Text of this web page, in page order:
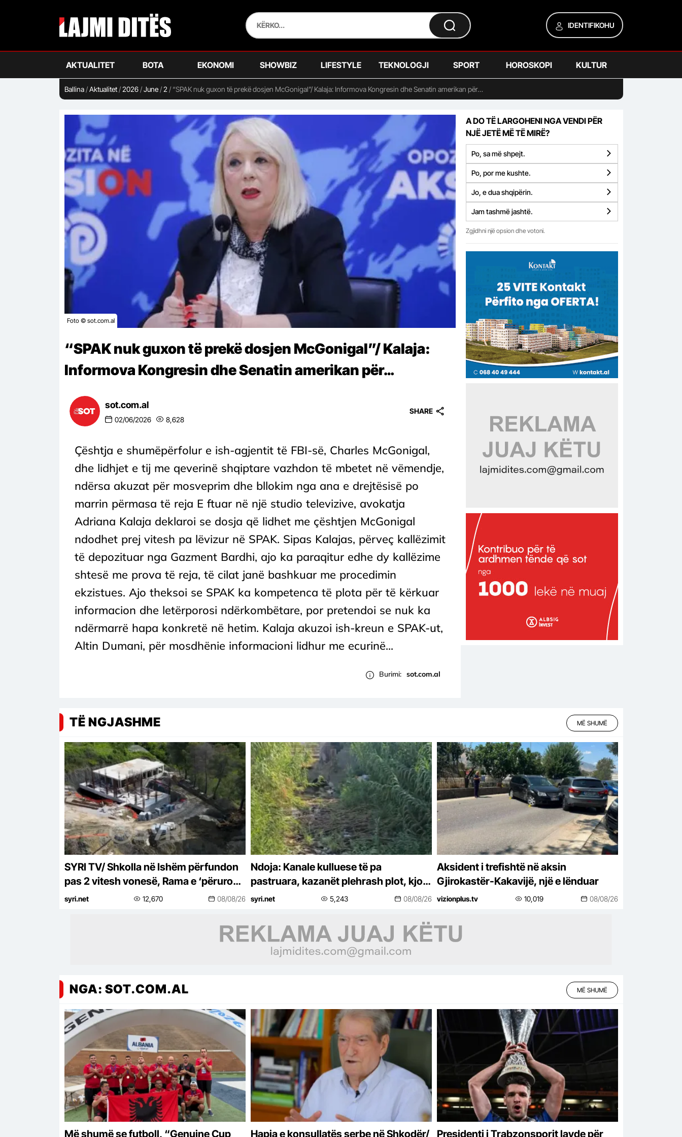
IDENTIFIKOHU
AKTUALITET BOTA EKONOMI SHOWBIZ LIFESTYLE TEKNOLOGJI SPORT HOROSKOPI KULTUR
Ballina/Aktualitet/2026/June/2 / “SPAK nuk guxon të prekë dosjen McGonigal”/ Kalaja: Informova Kongresin dhe Senatin amerikan për…
Foto © sot.com.al
“SPAK nuk guxon të prekë dosjen McGonigal”/ Kalaja:
Informova Kongresin dhe Senatin amerikan për…
sot.com.al
02/06/2026 8,628
SHARE
Çështja e shumëpërfolur e ish-agjentit të FBI-së, Charles McGonigal,
dhe lidhjet e tij me qeverinë shqiptare vazhdon të mbetet në vëmendje,
ndërsa akuzat për mosveprim dhe bllokim nga ana e drejtësisë po
marrin përmasa të reja E ftuar në një studio televizive, avokatja
Adriana Kalaja deklaroi se dosja që lidhet me çështjen McGonigal
ndodhet prej vitesh pa lëvizur në SPAK. Sipas Kalajas, përveç kallëzimit
të depozituar nga Gazment Bardhi, ajo ka paraqitur edhe dy kallëzime
shtesë me prova të reja, të cilat janë bashkuar me procedimin
ekzistues. Ajo theksoi se SPAK ka kompetenca të plota për të kërkuar
informacion dhe letërporosi ndërkombëtare, por pretendoi se nuk ka
ndërmarrë hapa konkretë në hetim. Kalaja akuzoi ish-kreun e SPAK-ut,
Altin Dumani, për mosdhënie informacioni lidhur me ecurinë...
Burimi: sot.com.al
A DO TË LARGOHENI NGA VENDI PËR
NJË JETË MË TË MIRË?
Po, sa më shpejt.
Po, por me kushte.
Jo, e dua shqipërin.
Jam tashmë jashtë.
Zgjidhni një opsion dhe votoni.
TË NGJASHME MË SHUMË
SYRI TV/ Shkolla në Ishëm përfundon
pas 2 vitesh vonesë, Rama e ‘përuron’
online pa asnjë shpjegim
syri.net 12,670 08/08/26
Ndoja: Kanale kulluese të pa
pastruara, kazanët plehrash plot, kjo
është gjendja në Shkozet, ish-Kënetë,
syri.net 5,243 08/08/26
Aksident i trefishtë në aksin
Gjirokastër-Kakavijë, një e lënduar
vizionplus.tv 10,019 08/08/26
NGA: SOT.COM.AL MË SHUMË
Më shumë se futboll, “Genuine Cup
Hapja e konsullatës serbe në Shkodër/
Presidenti i Trabzonsporit lavde për